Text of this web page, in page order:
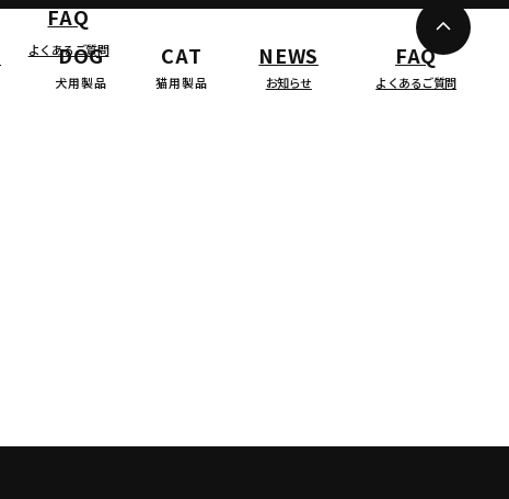
DOG
犬用製品
CAT
猫用製品
NEWS
お知らせ
FAQ
よくあるご質問
FAQ
よくあるご質問